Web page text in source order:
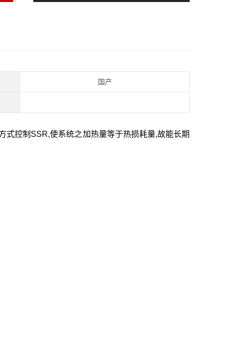
国产
控制SSR,使系统之加热量等于热损耗量,故能长期